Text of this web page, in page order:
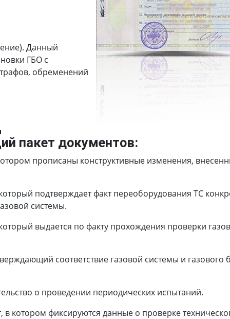
Данный
ГБО с
обременений
пакет документов:
прописаны конструктивные изменения,
подтверждает факт переоборудования ТС
системы.
выдается по факту прохождения проверки
соответствие газовой системы и
о проведении периодических испытаний.
в котором фиксируются данные о проверке